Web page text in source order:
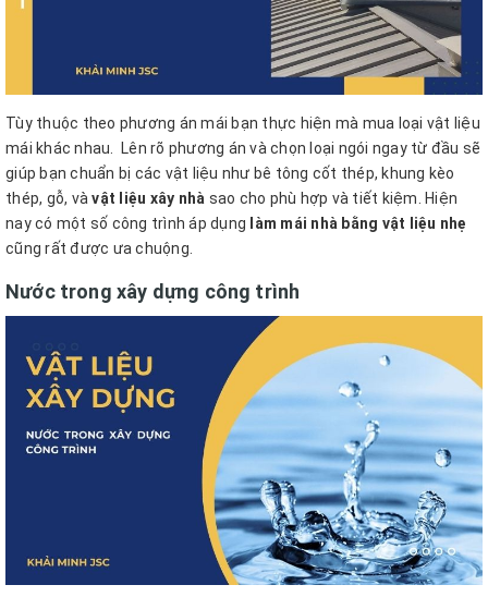
Tùy thuộc theo phương án mái bạn thực hiện mà mua loại vật liệu
mái khác nhau.
Lên rõ phương án và chọn loại ngói ngay từ đầu sẽ
giúp bạn chuẩn bị các vật liệu như bê tông cốt thép, khung kèo
thép, gỗ, vàvật liệu xây nhà sao cho phù hợp và tiết kiệm.
Hiện
nay có một số công trình áp dụng
làm mái nhà bằng vật liệu nhẹ
cũng rất được ưa chuộng.
Nước trong xây dựng công trình